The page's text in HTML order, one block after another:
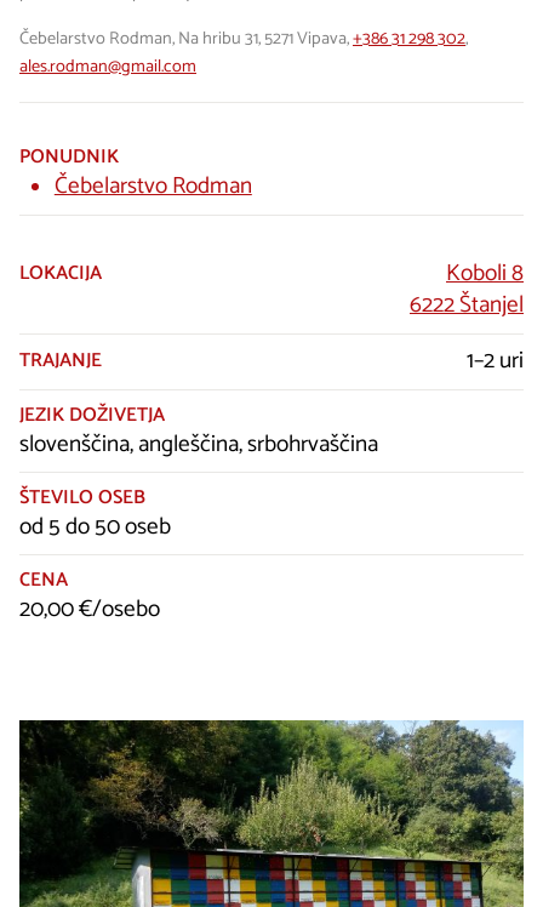
Čebelarstvo Rodman, Na hribu 31, 5271 Vipava,+386 31 298 302,
ales.rodman@gmail.com
PONUDNIK
Čebelarstvo Rodman
LOKACIJA
Koboli 8
6222 Štanjel
TRAJANJE 1–2 uri
JEZIK DOŽIVETJA
slovenščina, angleščina, srbohrvaščina
ŠTEVILO OSEB
od 5 do 50 oseb
CENA
20,00 €/osebo